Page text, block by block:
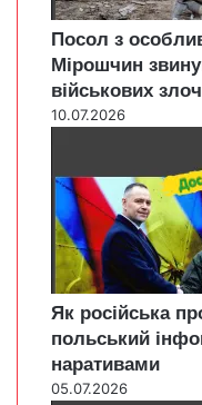
Посол з
Мірошчин
військових
10.07.2026
Як російська
польський
наративами
05.07.2026